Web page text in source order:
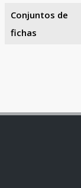
Conjuntos de
fichas